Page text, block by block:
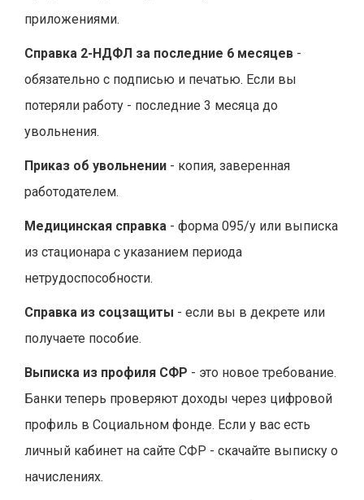
приложениями.
Справка 2-НДФЛ за последние 6 месяцев -
обязательно с подписью и печатью. Если вы
потеряли работу - последние 3 месяца до
увольнения.
Приказ об увольнении - копия, заверенная
работодателем.
Медицинская справка - форма 095/у или выписка
из стационара с указанием периода
нетрудоспособности.
Справка из соцзащиты - если вы в декрете или
получаете пособие.
Выписка из профиля СФР - это новое требование.
Банки теперь проверяют доходы через цифровой
профиль в Социальном фонде. Если у вас есть
личный кабинет на сайте СФР - скачайте выписку о
начислениях.